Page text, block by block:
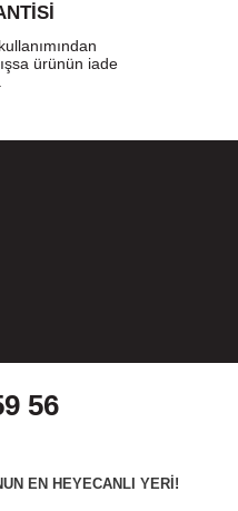
ürünün iade
56
EN HEYECANLI YERİ!